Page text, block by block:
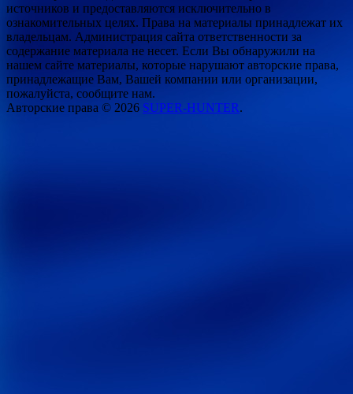
источников и предоставляются исключительно в
ознакомительных целях. Права на материалы принадлежат их
владельцам. Администрация сайта ответственности за
содержание материала не несет. Если Вы обнаружили на
нашем сайте материалы, которые нарушают авторские права,
принадлежащие Вам, Вашей компании или организации,
пожалуйста, сообщите нам.
Авторские права © 2026 SUPER-HUNTER.